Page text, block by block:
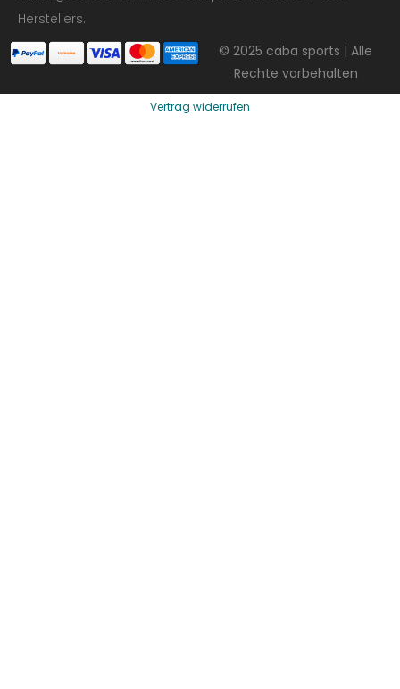
Herstellers.
© 2025 caba sports | Alle
Rechte vorbehalten
Vertrag widerrufen